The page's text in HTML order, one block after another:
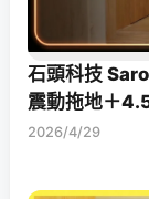
石頭科技
震動拖地＋
2026/4/29